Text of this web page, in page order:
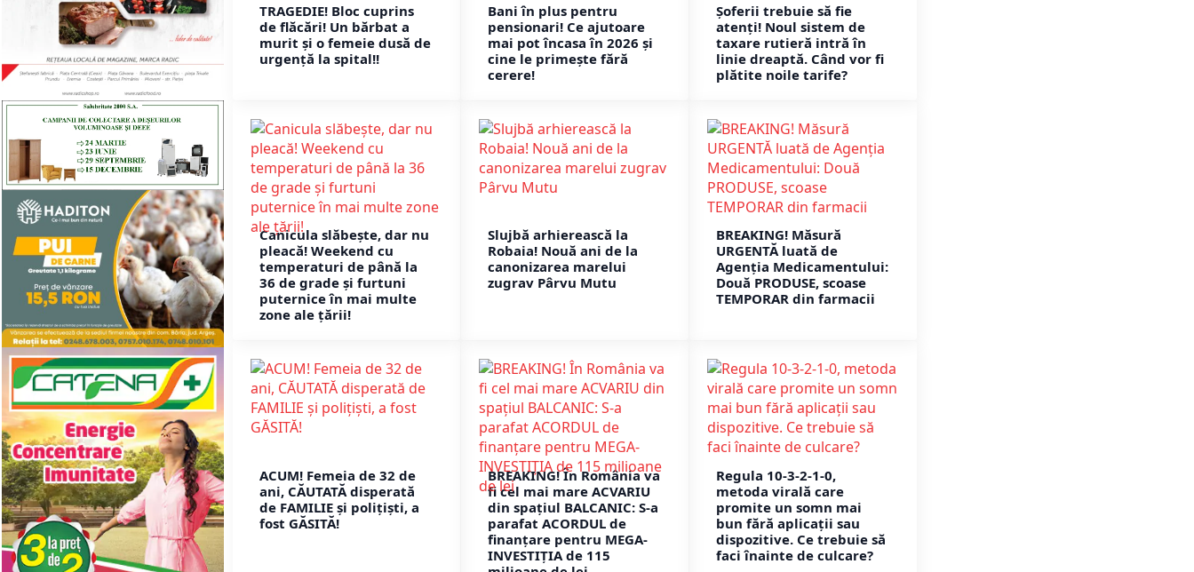
TRAGEDIE! Bloc cuprins
de flăcări! Un bărbat a
murit și o femeie dusă de
urgență la spital!!
Bani în plus pentru
pensionari! Ce ajutoare
mai pot încasa în 2026 și
cine le primește fără
cerere!
Șoferii trebuie să fie
atenți! Noul sistem de
taxare rutieră intră în
linie dreaptă. Când vor fi
plătite noile tarife?
Canicula slăbește, dar nu
pleacă! Weekend cu
temperaturi de până la
36 de grade și furtuni
puternice în mai multe
zone ale țării!
Slujbă arhierească la
Robaia! Nouă ani de la
canonizarea marelui
zugrav Pârvu Mutu
BREAKING! Măsură
URGENTĂ luată de
Agenția Medicamentului:
Două PRODUSE, scoase
TEMPORAR din farmacii
ACUM! Femeia de 32 de
ani, CĂUTATĂ disperată
de FAMILIE și polițiști, a
fost GĂSITĂ!
BREAKING! În România va
fi cel mai mare ACVARIU
din spațiul BALCANIC: S-a
parafat ACORDUL de
finanțare pentru MEGA-
INVESTIȚIA de 115
Regula 10-3-2-1-0,
metoda virală care
promite un somn mai
bun fără aplicații sau
dispozitive. Ce trebuie să
faci înainte de culcare?